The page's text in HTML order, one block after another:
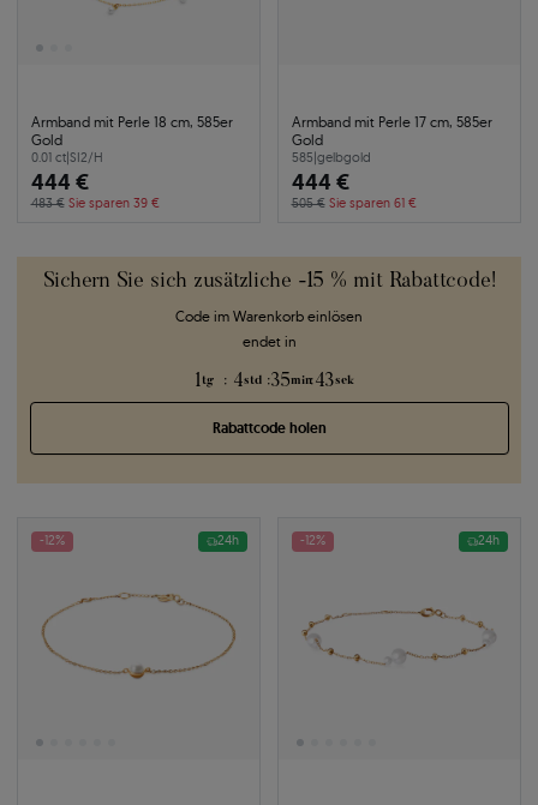
Sichern Sie sich zusätzliche -15 % mit Rabattcode!
Code im Warenkorb einlösen
endet in
1 tg : 4std :35min:43sek
Rabattcode holen
Armband mit Perle 18 cm, 585er
Gold
0.01 ct|SI2/H
444 €
483 € Sie sparen 39 €
Armband mit Perle 17 cm, 585er
Gold
585|gelbgold
444 €
505 € Sie sparen 61 €
-12% 24h -12% 24h